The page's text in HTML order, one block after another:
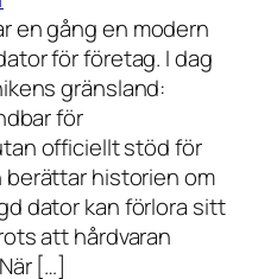
en gång en modern
för företag. I dag
gränsland:
för
officiellt stöd för
berättar historien om
dator kan förlora sitt
att hårdvaran
[…]